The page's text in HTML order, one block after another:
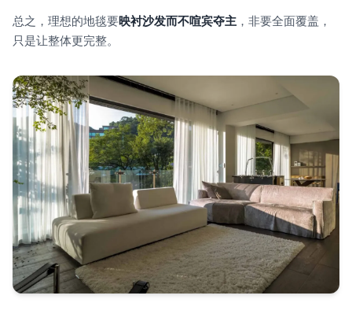
总之，理想的地毯要映衬沙发而不喧宾夺主 ，非要全面覆盖，
只是让整体更完整。